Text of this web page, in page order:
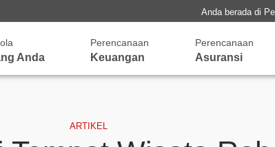
Anda berada di
Anda
Perencanaan
Keuangan
Perencanaan
Asuransi
ARTIKEL